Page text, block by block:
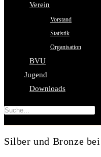
Verein
Vorstand
Statistik
Organisation
BVU
Jugend
Downloads
Silber und Bronze